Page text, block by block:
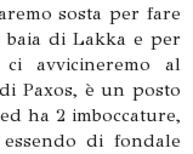
sosta per fare
di Lakka e per
avvicineremo al
Paxos, è un posto
ha 2 imboccature,
di fondale